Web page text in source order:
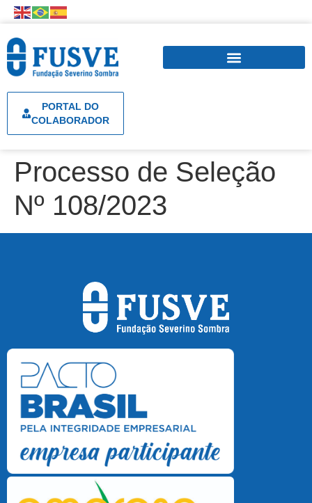
PORTAL DO
COLABORADOR
Processo de Seleção
Nº 108/2023